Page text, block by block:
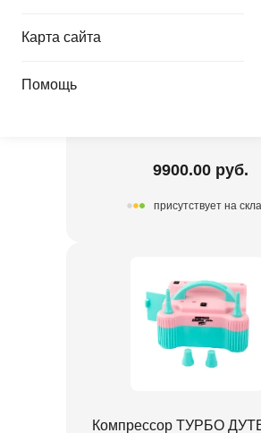
Карта сайта
Помощь
Компрессор возд 4-х
9900.00 руб.
присутствует на
Компрессор ТУРБО